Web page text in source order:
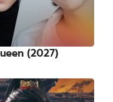
(2027)